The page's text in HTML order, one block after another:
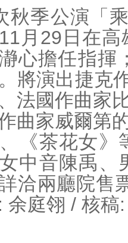
秋季公演「
月29日在
心擔任指揮
將演出捷克
法國作曲家
曲家威爾第
《茶花女》
中音陳禹、
洽兩廳院售
余庭翎 / 核稿